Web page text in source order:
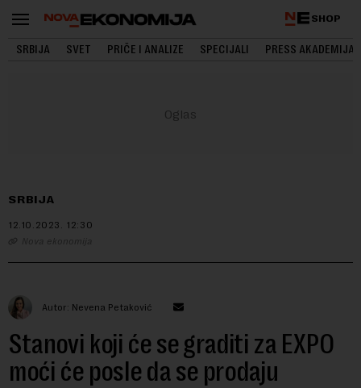
SHOP
SRBIJA SVET PRIČE I ANALIZE SPECIJALI PRESS AKADEMIJA
SRBIJA
12.10.2023. 12:30
Nova ekonomija
Autor: Nevena Petaković
Stanovi koji će se graditi za EXPO
moći će posle da se prodaju